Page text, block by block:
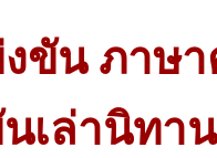
ขัน ภาษา
เล่านิทาน